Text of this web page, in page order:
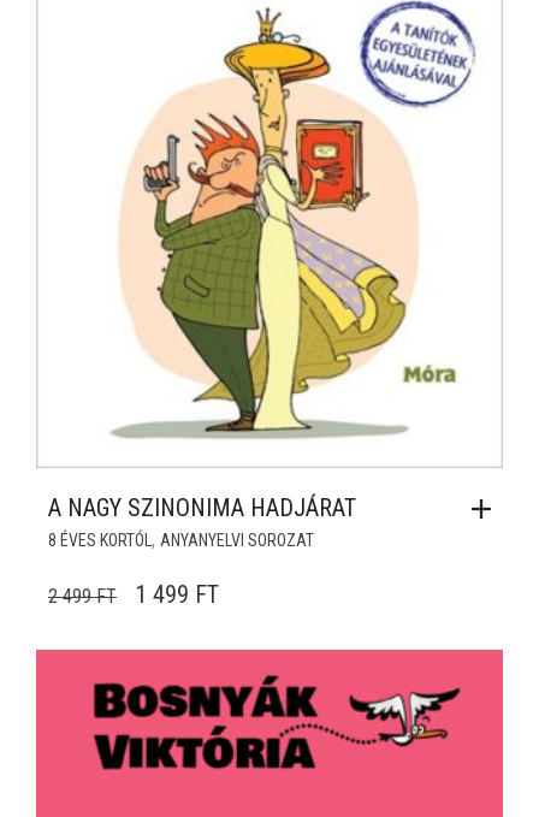
A NAGY SZINONIMA HADJÁRAT
8 ÉVES KORTÓL , ANYANYELVI SOROZAT
2 499FT ORIGINAL PRICE WAS: 2 499 FT.
1 499 FTCURRENT PRICE IS: 1 499 FT.